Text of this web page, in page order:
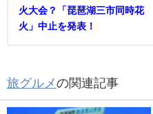
火大会？「琵琶湖三市同時花
火」中止を発表！
旅グルメの関連記事